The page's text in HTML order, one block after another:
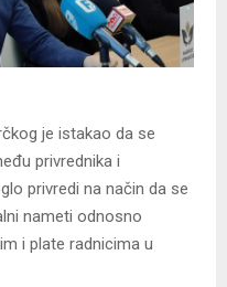
je istakao da se
privrednika i
privredi na način da se
nameti odnosno
i plate radnicima u